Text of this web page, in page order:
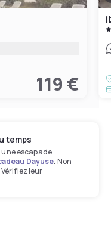
119 €
temps
escapade
Dayuse. Non
leur